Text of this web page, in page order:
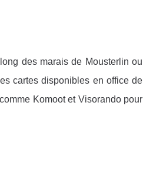
des marais de Mousterlin ou
cartes disponibles en office de
Komoot et Visorando pour